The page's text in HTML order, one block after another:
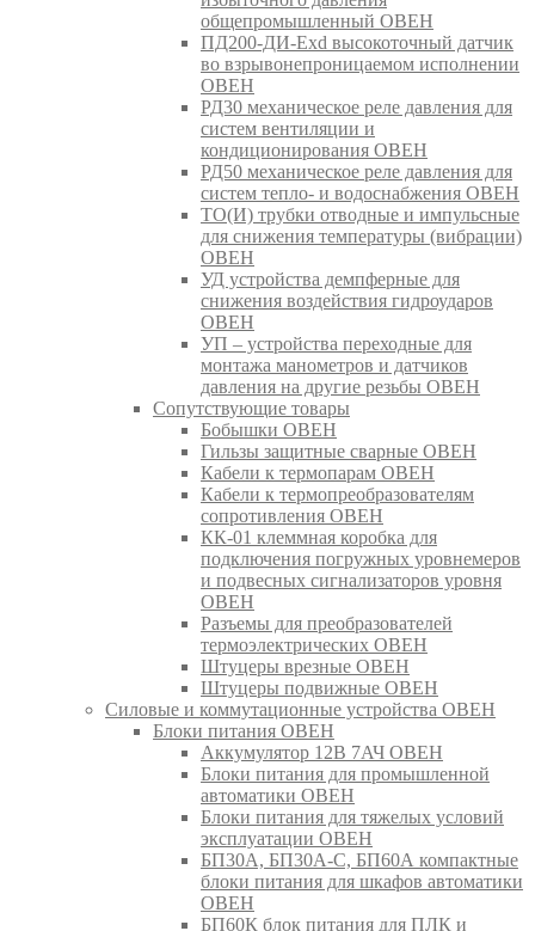
общепромышленный ОВЕН
ПД200-ДИ-Exd высокоточный датчик
во взрывонепроницаемом исполнении
ОВЕН
РД30 механическое реле давления для
систем вентиляции и
кондиционирования ОВЕН
РД50 механическое реле давления для
систем тепло- и водоснабжения ОВЕН
ТО(И) трубки отводные и импульсные
для снижения температуры (вибрации)
ОВЕН
УД устройства демпферные для
снижения воздействия гидроударов
ОВЕН
УП – устройства переходные для
монтажа манометров и датчиков
давления на другие резьбы ОВЕН
Сопутствующие товары
Бобышки ОВЕН
Гильзы защитные сварные ОВЕН
Кабели к термопарам ОВЕН
Кабели к термопреобразователям
сопротивления ОВЕН
КК-01 клеммная коробка для
подключения погружных уровнемеров
и подвесных сигнализаторов уровня
ОВЕН
Разъемы для преобразователей
термоэлектрических ОВЕН
Штуцеры врезные ОВЕН
Штуцеры подвижные ОВЕН
Силовые и коммутационные устройства ОВЕН
Блоки питания ОВЕН
Аккумулятор 12В 7АЧ ОВЕН
Блоки питания для промышленной
автоматики ОВЕН
Блоки питания для тяжелых условий
эксплуатации ОВЕН
БП30А, БП30А-С, БП60А компактные
блоки питания для шкафов автоматики
ОВЕН
БП60К блок питания для ПЛК и